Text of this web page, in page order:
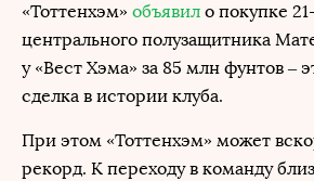
«Тоттенхэм» объявил о покупке
центрального полузащитника
у «Вест Хэма» за 85 млн фунтов –
сделка в истории клуба.
При этом «Тоттенхэм» может
рекорд. К переходу в команду